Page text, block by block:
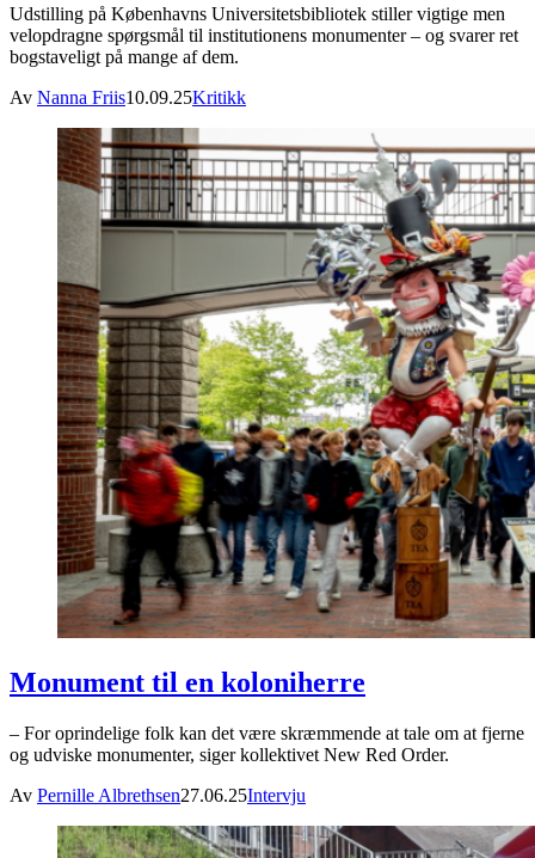
Udstilling på Københavns Universitetsbibliotek stiller vigtige men
velopdragne spørgsmål til institutionens monumenter – og svarer ret
bogstaveligt på mange af dem.
Av Nanna Friis10.09.25Kritikk
Monument til en koloniherre
– For oprindelige folk kan det være skræmmende at tale om at fjerne
og udviske monumenter, siger kollektivet New Red Order.
Av Pernille Albrethsen27.06.25Intervju